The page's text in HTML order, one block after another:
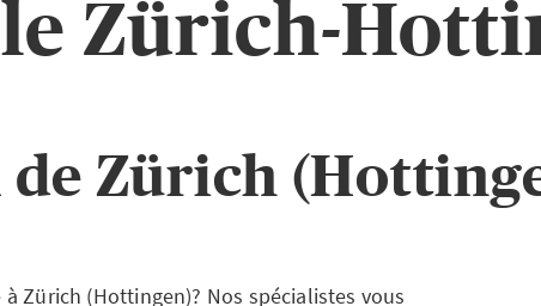
Zürich-
de Zürich
Zürich (Hottingen)? Nos spécialistes vous